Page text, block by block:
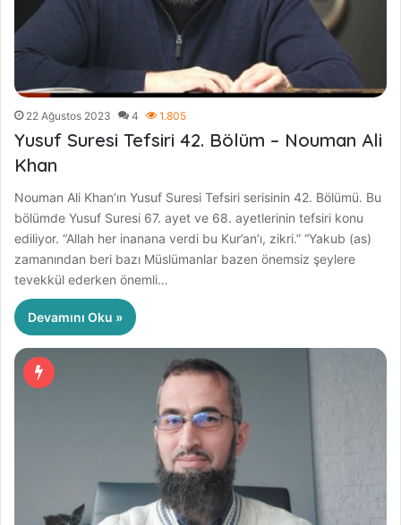
22 Ağustos 2023 4 1.805
Yusuf Suresi Tefsiri 42. Bölüm – Nouman Ali
Khan
Nouman Ali Khan’ın Yusuf Suresi Tefsiri serisinin 42. Bölümü. Bu
bölümde Yusuf Suresi 67. ayet ve 68. ayetlerinin tefsiri konu
ediliyor. “Allah her inanana verdi bu Kur’an’ı, zikri.” “Yakub (as)
zamanından beri bazı Müslümanlar bazen önemsiz şeylere
tevekkül ederken önemli…
Devamını Oku »